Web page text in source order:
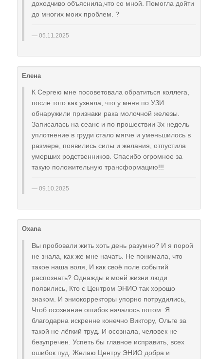
доходчиво объяснила,что со мной. Помогла дойти
до многих моих проблем. ?
05.11.2025
Елена
К Сергею мне посоветовала обратиться коллега,
после того как узнала, что у меня по УЗИ
обнаружили признаки рака молочной железы.
Записалась на сеанс и по прошествии 3х недель
уплотнение в груди стало мягче и уменьшилось в
размере, появились силы и желания, отпустила
умерших родственников. Спасибо огромное за
такую положительную трансформацию!!!
09.10.2025
Oxana
Вы пробовали жить хоть день разумно? И я порой
не знала, как же мне начать. Не понимала, что
такое наша воля, И как своë поле событий
распознать? Однажды в моей жизни люди
появились, Кто с Центром ЭНИО так хорошо
знаком. И эниокорректоры упорно потрудились,
Чтоб осознание ошибок началось потом. Я
благодарна искренне конечно Виктору, Ольге за
такой не лëгкий труд. И осознала, человек не
безупречен. Успеть бы главное исправить, всех
ошибок пуд. Желаю Центру ЭНИО добра и